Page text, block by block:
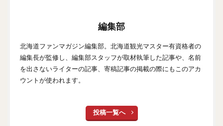
編集部
北海道ファンマガジン編集部。北海道観光マスター有資格者の
編集長が監修し、編集部スタッフが取材執筆した記事や、名前
を出さないライターの記事、寄稿記事の掲載の際にもこのアカ
ウントが使われます。
投稿一覧へ